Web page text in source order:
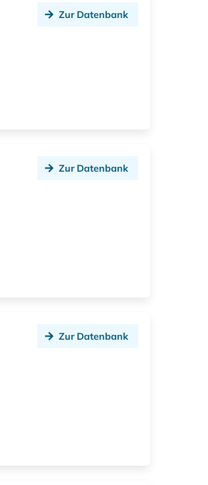
Zur Datenbank
Zur Datenbank
Zur Datenbank